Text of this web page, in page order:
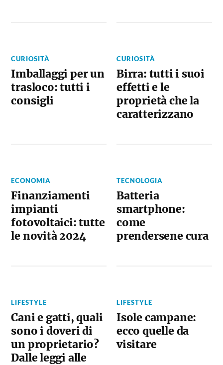
CURIOSITÀ
Imballaggi per un
trasloco: tutti i
consigli
CURIOSITÀ
Birra: tutti i suoi
effetti e le
proprietà che la
caratterizzano
ECONOMIA
Finanziamenti
impianti
fotovoltaici: tutte
le novità 2024
TECNOLOGIA
Batteria
smartphone:
come
prendersene cura
LIFESTYLE
Cani e gatti, quali
sono i doveri di
un proprietario?
Dalle leggi alle
LIFESTYLE
Isole campane:
ecco quelle da
visitare